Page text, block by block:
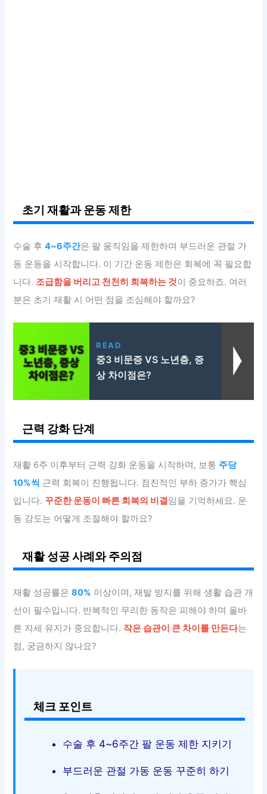
초기 재활과 운동 제한
수술 후4~6주간은 팔 움직임을 제한하며 부드러운 관절 가
동 운동을 시작합니다. 이 기간 운동 제한은 회복에 꼭 필요합
니다. 조급함을 버리고 천천히 회복하는 것이 중요하죠. 여러
분은 초기 재활 시 어떤 점을 조심해야 할까요?
READ
중3 비문증 VS 노년층, 증
상 차이점은?
근력 강화 단계
재활 6주 이후부터 근력 강화 운동을 시작하며, 보통 주당
10%씩 근력 회복이 진행됩니다. 점진적인 부하 증가가 핵심
입니다. 꾸준한 운동이 빠른 회복의 비결임을 기억하세요. 운
동 강도는 어떻게 조절해야 할까요?
재활 성공 사례와 주의점
재활 성공률은80% 이상이며, 재발 방지를 위해 생활 습관 개
선이 필수입니다. 반복적인 무리한 동작은 피해야 하며 올바
른 자세 유지가 중요합니다. 작은 습관이 큰 차이를 만든다는
점, 궁금하지 않나요?
체크 포인트
수술 후 4~6주간 팔 운동 제한 지키기
부드러운 관절 가동 운동 꾸준히 하기